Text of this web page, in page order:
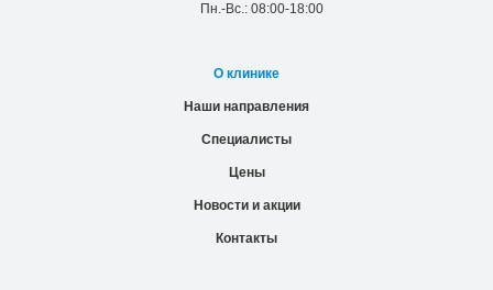
Пн.-Вс.: 08:00-18:00
О клинике
Наши направления
Специалисты
Цены
Новости и акции
Контакты